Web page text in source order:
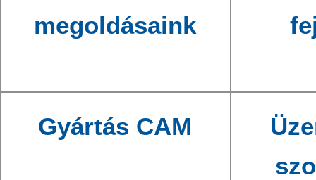
megoldásaink
Gyártás CAM